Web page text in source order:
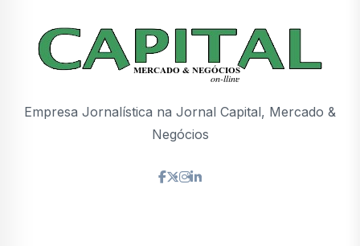
Empresa Jornalística na Jornal Capital, Mercado &
Negócios